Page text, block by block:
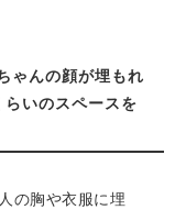
ゃんの顔が埋もれ
いのスペースを
の胸や衣服に埋